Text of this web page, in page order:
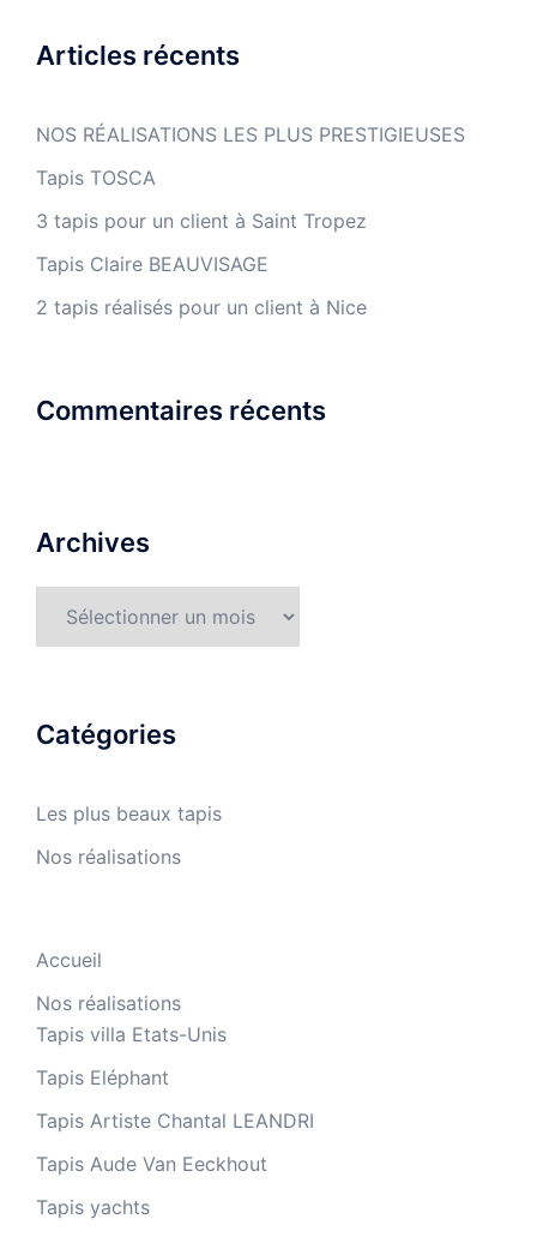
Articles récents
NOS RÉALISATIONS LES PLUS PRESTIGIEUSES
Tapis TOSCA
3 tapis pour un client à Saint Tropez
Tapis Claire BEAUVISAGE
2 tapis réalisés pour un client à Nice
Commentaires récents
Archives
Catégories
Les plus beaux tapis
Nos réalisations
Accueil
Nos réalisations
Tapis villa Etats-Unis
Tapis Eléphant
Tapis Artiste Chantal LEANDRI
Tapis Aude Van Eeckhout
Tapis yachts